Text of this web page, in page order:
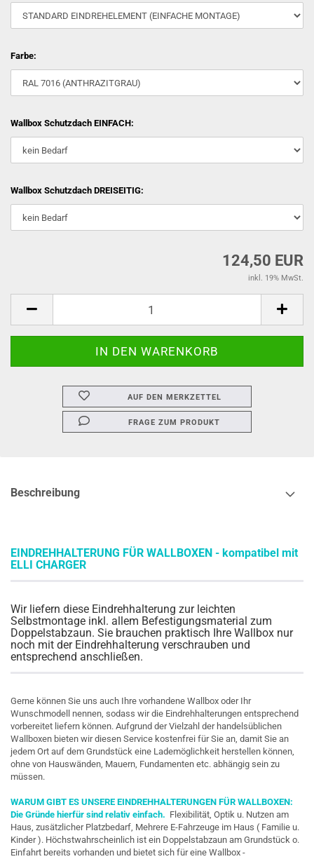
Farbe:
Wallbox Schutzdach EINFACH:
Wallbox Schutzdach DREISEITIG:
124,50 EUR
inkl. 19% MwSt.
AUF DEN MERKZETTEL
FRAGE ZUM PRODUKT
Beschreibung
EINDREHHALTERUNG FÜR WALLBOXEN - kompatibel mit
ELLI CHARGER
Wir liefern diese Eindrehhalterung zur leichten
Selbstmontage inkl. allem Befestigungsmaterial zum
Doppelstabzaun. Sie brauchen praktisch Ihre Wallbox nur
noch mit der Eindrehhalterung verschrauben und
entsprechend anschließen.
Gerne können Sie uns auch Ihre vorhandene Wallbox oder Ihr
Wunschmodell nennen, sodass wir die Eindrehhalterungen entsprechend
vorbereitet liefern können. Aufgrund der Vielzahl der handelsüblichen
Wallboxen bieten wir diesen Service kostenfrei für Sie an, damit Sie an
jedem Ort auf dem Grundstück eine Lademöglichkeit herstellen können,
ohne von Hauswänden, Mauern, Fundamenten etc. abhängig sein zu
müssen.
WARUM GIBT ES UNSERE EINDREHHALTERUNGEN FÜR WALLBOXEN:
Die Gründe hierfür sind relativ einfach. Flexibilität, Optik u. Nutzen am
Haus, zusätzlicher Platzbedarf, Mehrere E-Fahrzeuge im Haus ( Familie u.
Kinder ). Höchstwahrscheinlich ist ein Doppelstabzaun am Grundstück o.
Einfahrt bereits vorhanden und bietet sich für eine Wallbox -